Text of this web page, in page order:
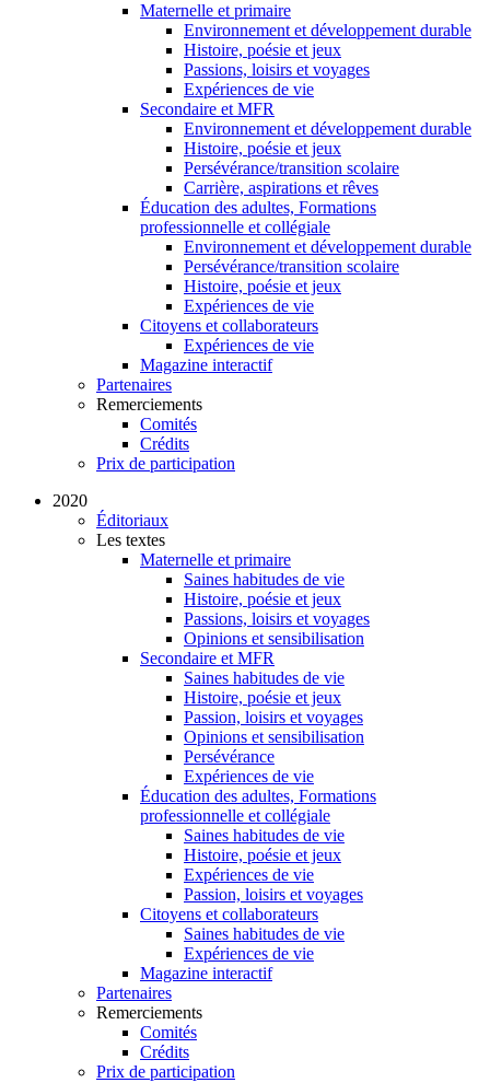
Maternelle et primaire
Environnement et développement durable
Histoire, poésie et jeux
Passions, loisirs et voyages
Expériences de vie
Secondaire et MFR
Environnement et développement durable
Histoire, poésie et jeux
Persévérance/transition scolaire
Carrière, aspirations et rêves
Éducation des adultes, Formations
professionnelle et collégiale
Environnement et développement durable
Persévérance/transition scolaire
Histoire, poésie et jeux
Expériences de vie
Citoyens et collaborateurs
Expériences de vie
Magazine interactif
Partenaires
Remerciements
Comités
Crédits
Prix de participation
2020
Éditoriaux
Les textes
Maternelle et primaire
Saines habitudes de vie
Histoire, poésie et jeux
Passions, loisirs et voyages
Opinions et sensibilisation
Secondaire et MFR
Saines habitudes de vie
Histoire, poésie et jeux
Passion, loisirs et voyages
Opinions et sensibilisation
Persévérance
Expériences de vie
Éducation des adultes, Formations
professionnelle et collégiale
Saines habitudes de vie
Histoire, poésie et jeux
Expériences de vie
Passion, loisirs et voyages
Citoyens et collaborateurs
Saines habitudes de vie
Expériences de vie
Magazine interactif
Partenaires
Remerciements
Comités
Crédits
Prix de participation